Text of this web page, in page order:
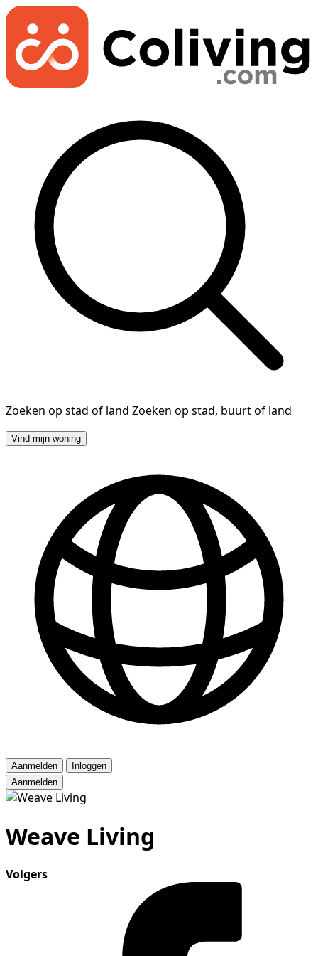
Zoeken op stad of land Zoeken op stad, buurt of land
Vind mijn woning
Aanmelden
Inloggen
Aanmelden
Weave Living
Volgers